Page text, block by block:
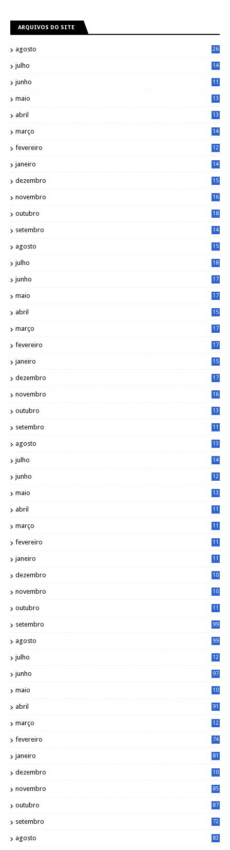
ARQUIVOS DO SITE
agosto 26
julho
14
junho
11
maio
13
abril
13
março
14
fevereiro
12
janeiro
14
dezembro
15
novembro
16
outubro
18
setembro
14
agosto
15
julho
18
junho
17
maio
17
abril
15
março
17
fevereiro
17
janeiro
15
dezembro
17
novembro
16
outubro
13
setembro
11
agosto
13
julho
14
junho
12
maio
13
abril
11
março
11
fevereiro
11
janeiro
11
dezembro
10
novembro
10
outubro
11
setembro 99
agosto 99
julho
12
junho 97
maio
10
abril 91
março
12
fevereiro 74
janeiro 81
dezembro
10
novembro 85
outubro 87
setembro 72
agosto 83